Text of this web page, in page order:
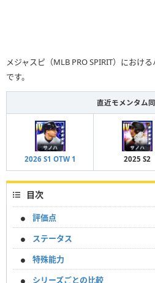
メジャスピ（MLB PRO SPIRIT）におけ
です。
直近モメンタム
2026 S1 OTW 1 2025 S2
目次
評価点
ステータス
特殊能力
シリーズごとの比較